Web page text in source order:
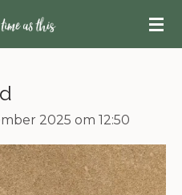
2025 om 12:50